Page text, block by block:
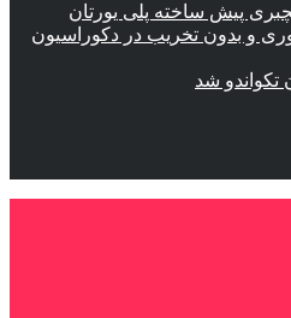
پیش ساخته پلی یورتان
و بدون تخریب در دکوراسیون
تکواندو شد